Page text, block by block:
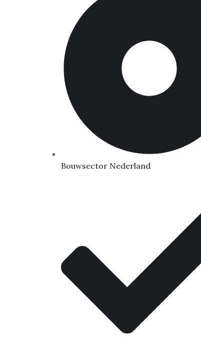
Bouwsector Nederland